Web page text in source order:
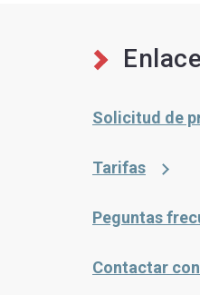
Solicitud de
Tarifas
Peguntas
Contactar con